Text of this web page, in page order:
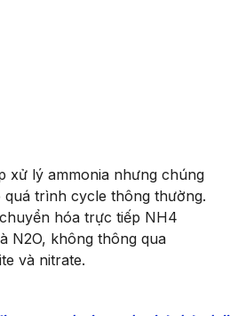
xử lý ammonia nhưng chúng
quá trình cycle thông thường.
hóa trực tiếp NH4
N2O, không thông qua
và nitrate.